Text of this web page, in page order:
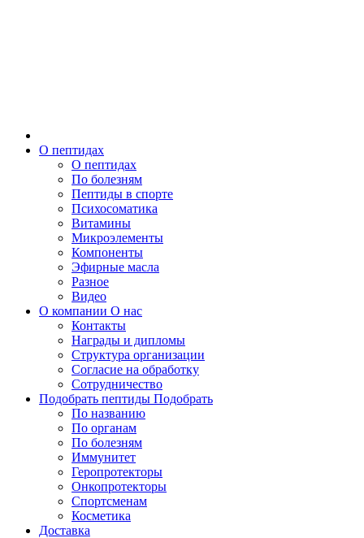
О пептидах
О пептидах
По болезням
Пептиды в спорте
Психосоматика
Витамины
Микроэлементы
Компоненты
Эфирные масла
Разное
Видео
О компании О нас
Контакты
Награды и дипломы
Структура организации
Согласие на обработку
Сотрудничество
Подобрать пептиды Подобрать
По названию
По органам
По болезням
Иммунитет
Геропротекторы
Онкопротекторы
Спортсменам
Косметика
Доставка